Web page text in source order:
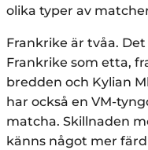
olika typer av
Frankrike är tvåa.
Frankrike som etta,
bredden och Kylian
har också en VM-
matcha. Skillnaden
känns något mer